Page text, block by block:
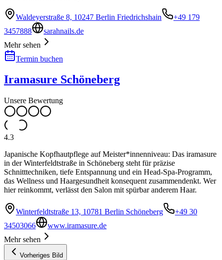
Waldeyerstraße 8, 10247 Berlin Friedrichshain
+49 179
3457888
sarahnails.de
Mehr sehen
Termin buchen
Iramasure Schöneberg
Unsere Bewertung
4.3
Japanische Kopfhautpflege auf Meister*innenniveau: Das iramasure
in der Winterfeldtstraße in Schöneberg steht für präzise
Schnitttechniken, tiefe Entspannung und ein Head-Spa-Programm,
das Wellness und Haargesundheit konsequent zusammendenkt. Wer
hier reinkommt, verlässt den Salon mit spürbar anderem Haar.
Winterfeldtstraße 13, 10781 Berlin Schöneberg
+49 30
34503066
www.iramasure.de
Mehr sehen
Vorheriges Bild